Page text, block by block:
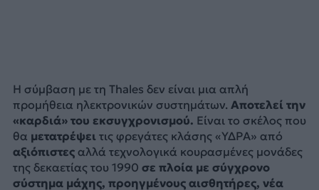
Η σύμβαση με τη Thales δεν είναι μια απλή
προμήθεια ηλεκτρονικών συστημάτων. Αποτελεί την
«καρδιά» του εκσυγχρονισμού. Είναι το σκέλος που
θα μετατρέψειτις φρεγάτες κλάσης «ΥΔΡΑ» από
αξιόπιστεςαλλά τεχνολογικά κουρασμένες μονάδες
της δεκαετίας του 1990 σε πλοία με σύγχρονο
σύστημα μάχης, προηγμένους αισθητήρες, νέα